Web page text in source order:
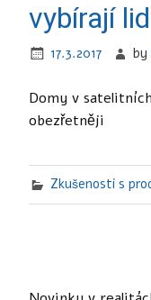
vybírají
17.3.2017 by
Domy v
obezřetněji
Zkušenosti s